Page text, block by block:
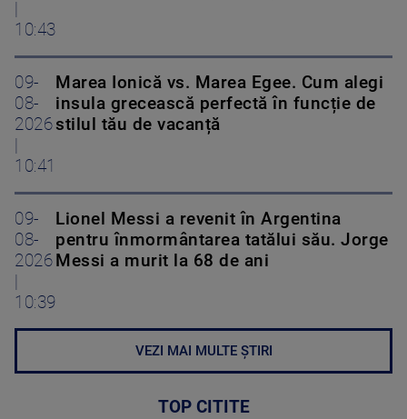
10:43
09-
08-
2026
10:41
Marea Ionică vs. Marea Egee. Cum alegi
insula grecească perfectă în funcție de
stilul tău de vacanță
09-
08-
2026
10:39
Lionel Messi a revenit în Argentina
pentru înmormântarea tatălui său. Jorge
Messi a murit la 68 de ani
VEZI MAI MULTE ȘTIRI
TOP CITITE